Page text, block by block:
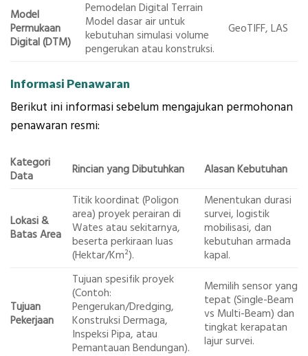
Model
Permukaan
Digital (DTM)
Pemodelan Digital Terrain
Model dasar air untuk
kebutuhan simulasi volume
pengerukan atau konstruksi.
GeoTIFF, LAS
Informasi Penawaran
Berikut ini informasi sebelum mengajukan permohonan
penawaran resmi:
Kategori
Data
Rincian yang Dibutuhkan Alasan Kebutuhan
Lokasi &
Batas Area
Titik koordinat (Poligon
area) proyek perairan di
Wates atau sekitarnya,
beserta perkiraan luas
(Hektar/Km²).
Menentukan durasi
survei, logistik
mobilisasi, dan
kebutuhan armada
kapal.
Tujuan
Pekerjaan
Tujuan spesifik proyek
(Contoh:
Pengerukan/Dredging,
Konstruksi Dermaga,
Inspeksi Pipa, atau
Pemantauan Bendungan).
Memilih sensor yang
tepat (Single-Beam
vs Multi-Beam) dan
tingkat kerapatan
lajur survei.